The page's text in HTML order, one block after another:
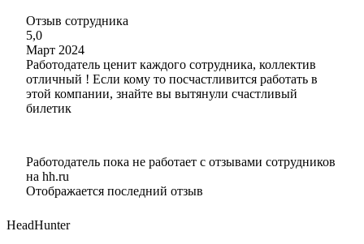
Отзыв сотрудника
5,0
Март 2024
Работодатель ценит каждого сотрудника, коллектив
отличный ! Если кому то посчастливится работать в
этой компании, знайте вы вытянули счастливый
билетик
Работодатель пока не работает с отзывами сотрудников
на hh.ru
Отображается последний отзыв
HeadHunter